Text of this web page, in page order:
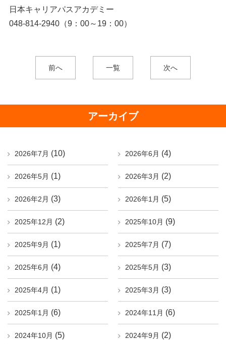
日本キャリアパスアカデミー
048-814-2940（9：00～19：00）
前へ 一覧 次へ
アーカイブ
2026年7月 (10) 2026年6月 (4)
2026年5月 (1) 2026年3月 (2)
2026年2月 (3) 2026年1月 (5)
2025年12月 (2) 2025年10月 (9)
2025年9月 (1) 2025年7月 (7)
2025年6月 (4) 2025年5月 (3)
2025年4月 (1) 2025年3月 (3)
2025年1月 (6) 2024年11月 (6)
2024年10月 (5) 2024年9月 (2)